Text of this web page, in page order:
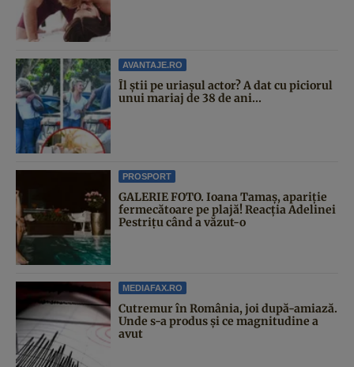
AVANTAJE.RO
Îl știi pe uriașul actor? A dat cu piciorul
unui mariaj de 38 de ani...
PROSPORT
GALERIE FOTO. Ioana Tamaş, apariție
fermecătoare pe plajă! Reacția Adelinei
Pestrițu când a văzut-o
MEDIAFAX.RO
Cutremur în România, joi după-amiază.
Unde s-a produs și ce magnitudine a
avut